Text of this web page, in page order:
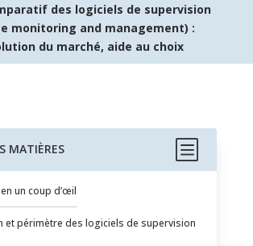
des logiciels de supervision
monitoring and management) :
du marché, aide au choix
MATIÈRES b
un coup d’œil
et périmètre des logiciels de supervision